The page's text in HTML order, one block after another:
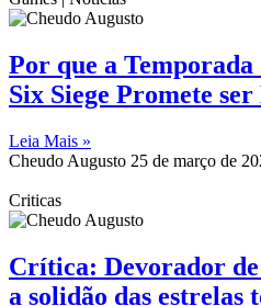
Por que a Temporada
Six Siege Promete
Leia Mais »
Cheudo Augusto 25 de março de
Criticas
Crítica: Devorador
a solidão das estrelas